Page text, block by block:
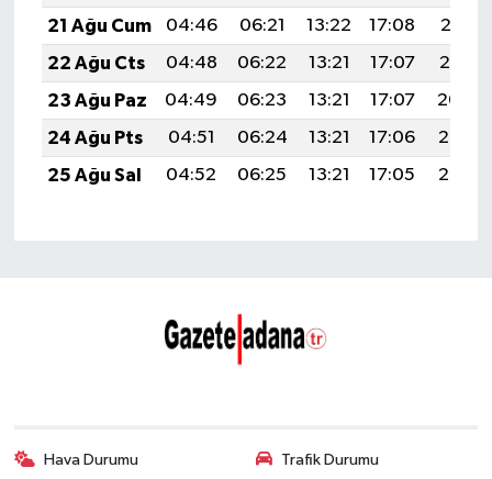
21 Ağu Cum
04:46 06:21 13:22 17:08
20:12
22 Ağu Cts
04:48 06:22 13:21 17:07
20:10
23 Ağu Paz
04:49 06:23 13:21 17:07
20:09
24 Ağu Pts
04:51 06:24 13:21 17:06
20:07
25 Ağu Sal
04:52 06:25 13:21 17:05 20:06
Hava Durumu Trafik Durumu